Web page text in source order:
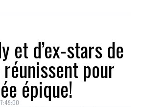
et d’ex-stars de
réunissent pour
épique!